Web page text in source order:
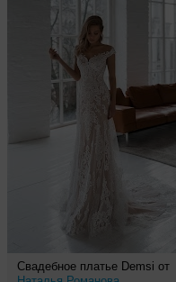
Свадебное платье Demsi от